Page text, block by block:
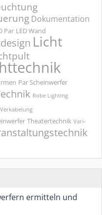
Dokumentation
Par LED Wand
Licht
Par Scheinwerfer
Robe Lighting
Theatertechnik Vari-
ermitteln und